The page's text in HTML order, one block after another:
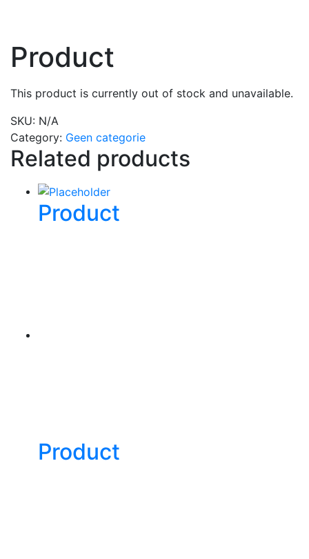
Product
This product is currently out of stock and unavailable.
SKU: N/A
Category: Geen categorie
Related products
Product
Product